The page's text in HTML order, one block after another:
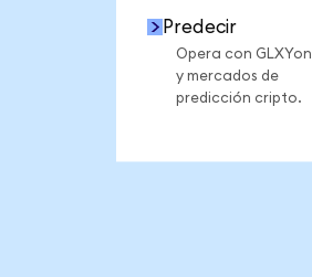
Predecir
Opera con GLXYon
y mercados de
predicción cripto.